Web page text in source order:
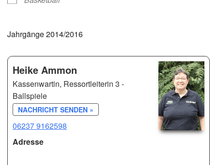
Jahrgänge 2014/2016
Heike Ammon
Kassenwartin, Ressortleiterin 3 -
Ballspiele
NACHRICHT SENDEN »
06237 9162598
Adresse